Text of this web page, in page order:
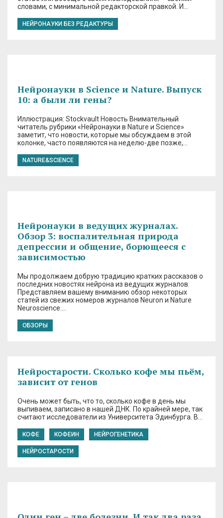
словами, с минимальной редакторской правкой. И…
НЕЙРОНАУКИ БЕЗ РЕДАКТУРЫ
Нейронауки в Science и Nature. Выпуск
10: а были ли гены?
Иллюстрация: Stockvault Новость Внимательный
читатель рубрики «Нейронауки в Nature и Science»
заметит, что новости, которые мы обсуждаем в этой
колонке, часто появляются на неделю-две позже,…
NATURE&SCIENCE
Нейронауки в ведущих журналах.
Обзор 3: воспалительная природа
депрессии и общение, борющееся с
зависимостью
Мы продолжаем добрую традицию кратких рассказов о
последних новостях нейрона из ведущих журналов.
Представляем вашему вниманию обзор некоторых
статей из свежих номеров журналов Neuron и Nature
Neuroscience….
ОБЗОРЫ
Нейростарости. Сколько кофе мы пьём,
зависит от генов
Очень может быть, что то, сколько кофе в день мы
выпиваем, записано в нашей ДНК. По крайней мере, так
считают исследователи из Университета Эдинбурга. В…
КОФЕ КОФЕИН НЕЙРОГЕНЕТИКА
НЕЙРОСТАРОСТИ